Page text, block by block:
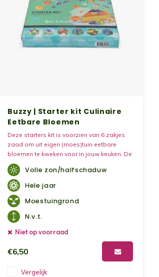
Buzzy | Starter kit Culinaire
Eetbare Bloemen
Deze starters kit is voorzien van 6 zakjes
zaad om uit eigen (moes)tuin eetbare
bloemen te kweken voor in jouw keuken. De
set bevat 6 zakjes zaden van; Viool,
borage, Oost-Indische Kers, Lavendel,
Calendula en Korenbloem.
Volle zon/halfschaduw
Hele jaar
Moestuingrond
N.v.t.
Niet op voorraad
€6,50
Vergelijk